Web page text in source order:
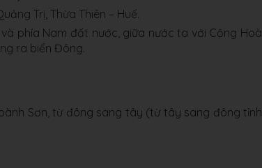
Trị, Thừa Thiên – Huế.
phía Nam đất nước, giữa nước ta với Cộng Hoà
ra biển Đông.
Sơn, từ đông sang tây (từ tây sang đông tỉnh